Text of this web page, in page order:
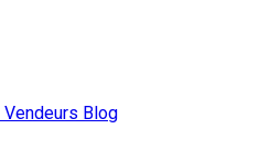
Vendeurs Blog